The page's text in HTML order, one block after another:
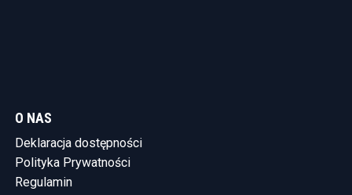
O NAS
Deklaracja dostępności
Polityka Prywatności
Regulamin